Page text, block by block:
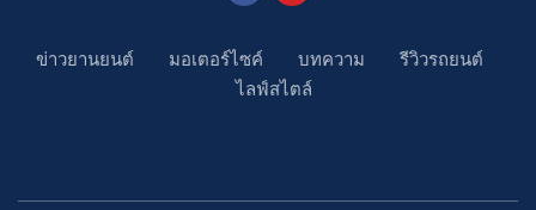
ข่าวยานยนต์ มอเตอร์ไซค์ บทความ
รีวิวรถยนต์
ไลฟ์สไตล์